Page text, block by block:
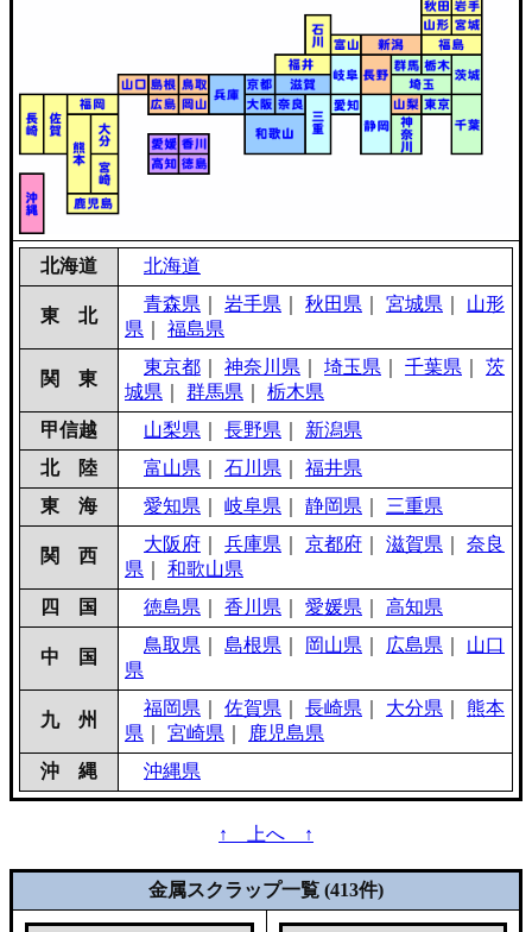
北海道 北海道
東 北
青森県 岩手県 秋田県 宮城県
山形
県
福島県
関 東
東京都 神奈川県 埼玉県 千葉県
茨
城県
群馬県
栃木県
甲信越
山梨県 長野県
新潟県
北 陸
富山県 石川県
福井県
東 海
愛知県 岐阜県 静岡県 三重県
関 西
大阪府 兵庫県 京都府 滋賀県
奈良
県
和歌山県
四 国
徳島県 香川県 愛媛県 高知県
中 国
鳥取県 島根県 岡山県 広島県
山口
県
九 州
福岡県 佐賀県 長崎県 大分県
熊本
県
宮崎県
鹿児島県
沖 縄
沖縄県
↑ 上へ ↑
金属スクラップ一覧 (413件)